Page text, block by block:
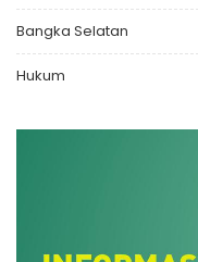
Bangka Selatan
Hukum